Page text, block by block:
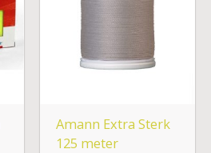
Amann Extra Sterk
125 meter